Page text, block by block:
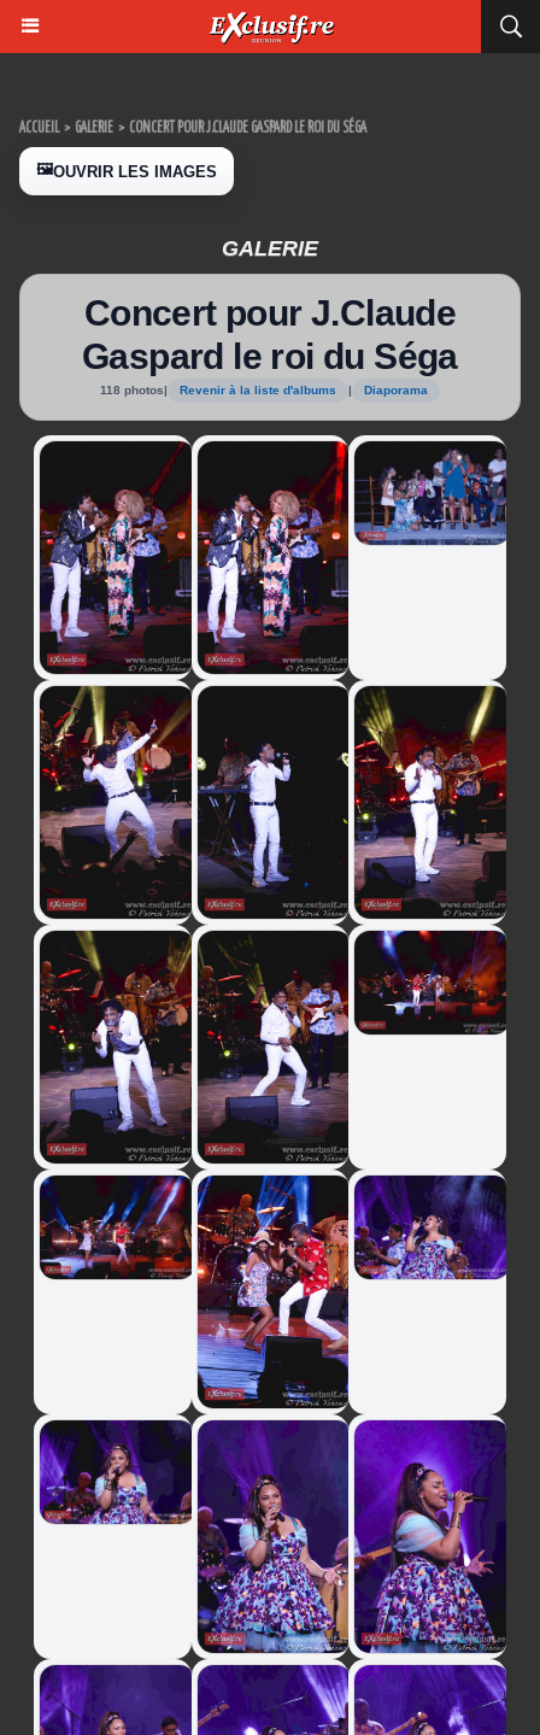
ACCUEIL > GALERIE > CONCERT POUR J.CLAUDE GASPARD LE ROI DU SÉGA
🖼️OUVRIR LES IMAGES
GALERIE
Concert pour J.Claude
Gaspard le roi du Séga
118 photos| Revenir à la liste d'albums | Diaporama